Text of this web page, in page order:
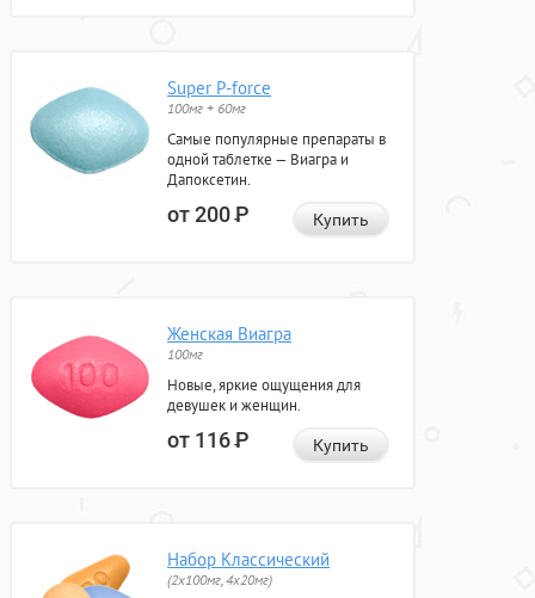
Super P-force
100мг + 60мг
Самые популярные препараты в
одной таблетке — Виагра и
Дапоксетин.
от 200Р Купить
Женская Виагра
100мг
Новые, яркие ощущения для
девушек и женщин.
от 116Р Купить
Набор Классический
(2x100мг, 4x20мг)